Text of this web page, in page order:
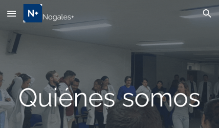
Skip to main content Skip to navigation